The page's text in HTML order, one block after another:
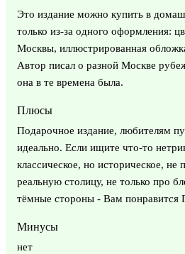
Это издание можно купить в
только из-за одного оформления:
Москвы, иллюстрированная
Автор писал о разной Москве
она в те времена была.
Плюсы
Подарочное издание, любителям
идеально. Если ищите что-то
классическое, но историческое,
реальную столицу, не только про
тëмные стороны - Вам понравится
Минусы
нет